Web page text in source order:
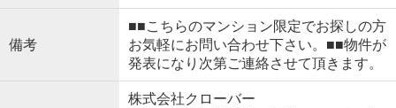
備考
■■こちらのマンション限定でお探しの方
お気軽にお問い合わせ下さい。■■物件が
発表になり次第ご連絡させて頂きます。
株式会社クローバー